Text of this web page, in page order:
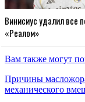
Винисиус удалил все
«Реалом»
Вам также могут
Причины
механического